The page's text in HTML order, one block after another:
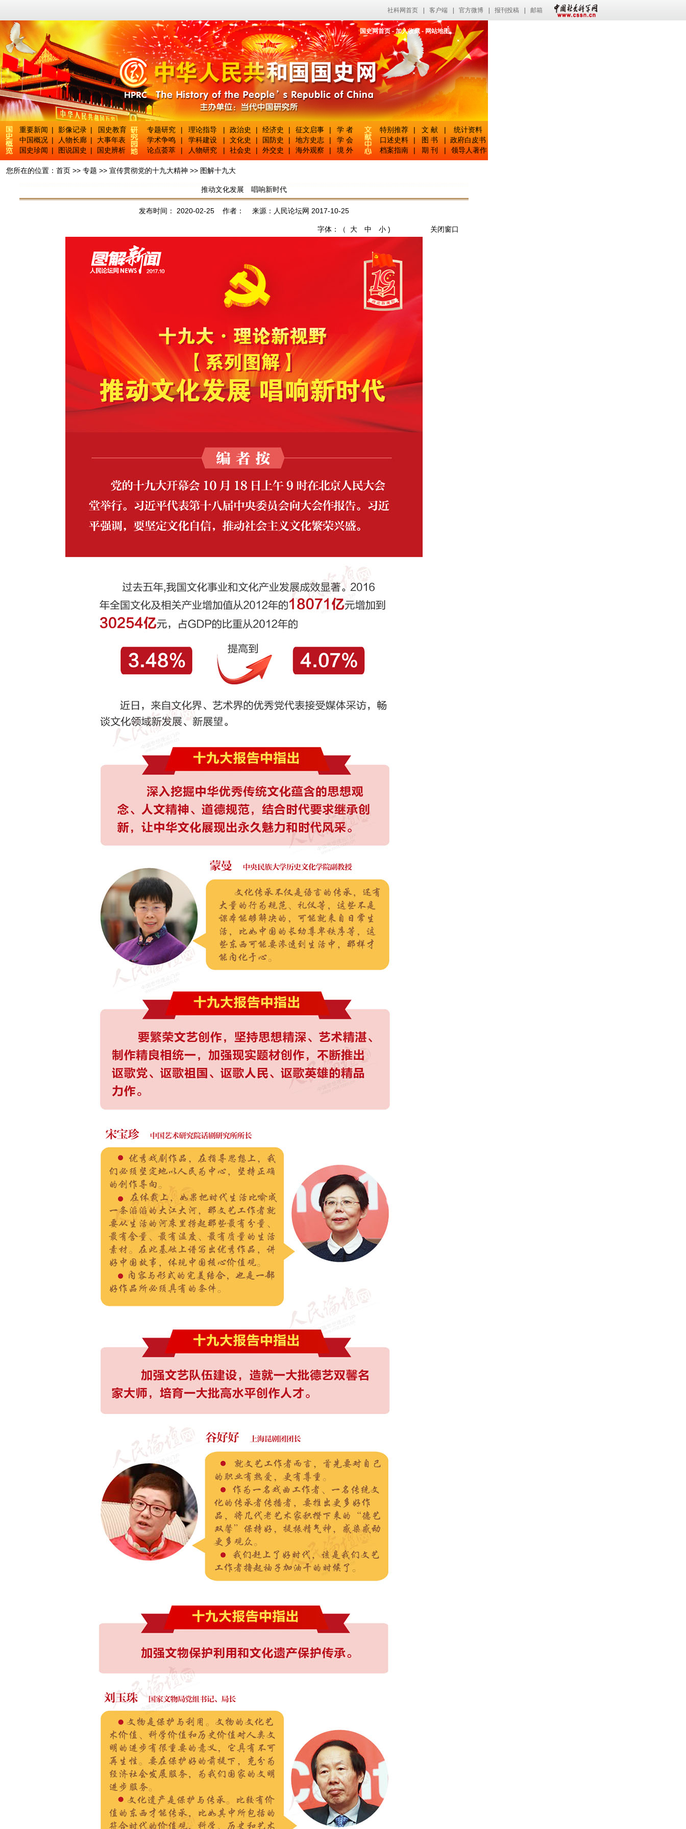
社科网首页 客户端 官方微博 报刊投稿 邮箱
国史网首页-加入收藏 - 网站地图
重要新闻 | 影像记录 |
国史教育
中国概况 | 人物长廊 |
大事年表
国史珍闻 | 图说国史 | 国史辨析
专题研究 | 理论指导 | 政治史 | 经济史 | 征文启事 |
学 者
学术争鸣
| 学科建设 | 文化史 | 国防史 | 地方史志 |
学 会
论点荟萃
| 人物研究 | 社会史 | 外交史 | 海外观察 | 境 外
特别推荐 | 文 献 |
统计资料
口述史料
| 图 书 | 政府白皮书
档案指南
| 期 刊 | 领导人著作
您所在的位置： 首页 >> 专题 >> 宣传贯彻党的十九大精神 >> 图解十九大
推动文化发展 唱响新时代
发布时间： 2020-02-25 作者： 来源：人民论坛网 2017-10-25
字体：（ 大 中 小) 关闭窗口